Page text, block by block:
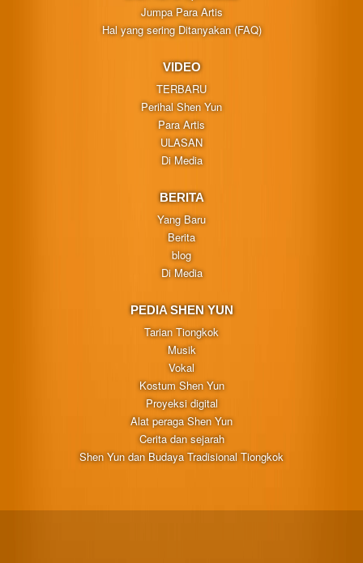
Jumpa Para Artis
Hal yang sering Ditanyakan (FAQ)
VIDEO
TERBARU
Perihal Shen Yun
Para Artis
ULASAN
Di Media
BERITA
Yang Baru
Berita
blog
Di Media
PEDIA SHEN YUN
Tarian Tiongkok
Musik
Vokal
Kostum Shen Yun
Proyeksi digital
Alat peraga Shen Yun
Cerita dan sejarah
Shen Yun dan Budaya Tradisional Tiongkok